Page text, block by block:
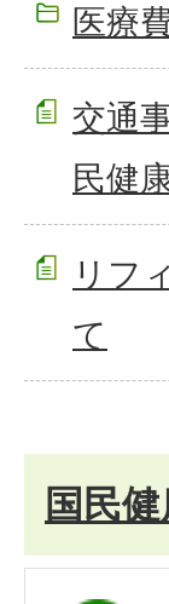
医療
交通
民健
リフ
て
国民